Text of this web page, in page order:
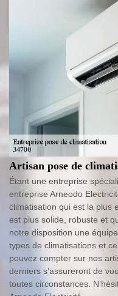
Artisan pose de
Étant une entreprise
entreprise Arneodo
climatisation qui est la plus
est plus solide, robuste et
notre disposition une
types de climatisations et
pouvez compter sur nos
derniers s’assureront de
toutes circonstances.